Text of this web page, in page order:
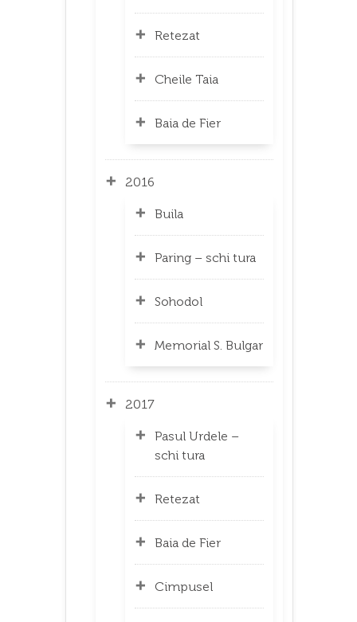
Retezat
Cheile Taia
Baia de Fier
2016
Buila
Paring – schi tura
Sohodol
Memorial S. Bulgar
2017
Pasul Urdele –
schi tura
Retezat
Baia de Fier
Cimpusel